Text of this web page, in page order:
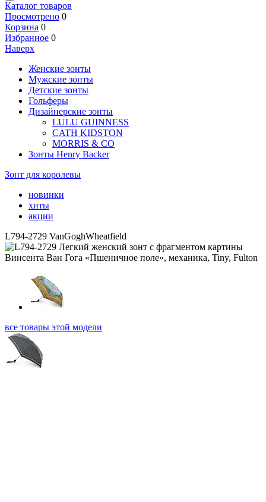
Каталог товаров
Просмотрено 0
Корзина 0
Избранное 0
Наверх
Женские зонты
Мужские зонты
Детские зонты
Гольферы
Дизайнерские зонты
LULU GUINNESS
CATH KIDSTON
MORRIS & CO
Зонты Henry Backer
Зонт для королевы
новинки
хиты
акции
L794-2729 VanGoghWheatfield
все товары этой модели